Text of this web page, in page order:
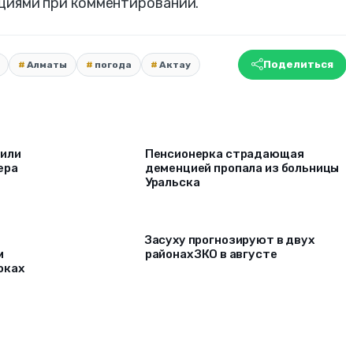
Алматы погода Актау Поделиться
Пенсионерка страдающая
деменцией пропала из больницы
Уральска
Засуху прогнозируют в двух
районах ЗКО в августе